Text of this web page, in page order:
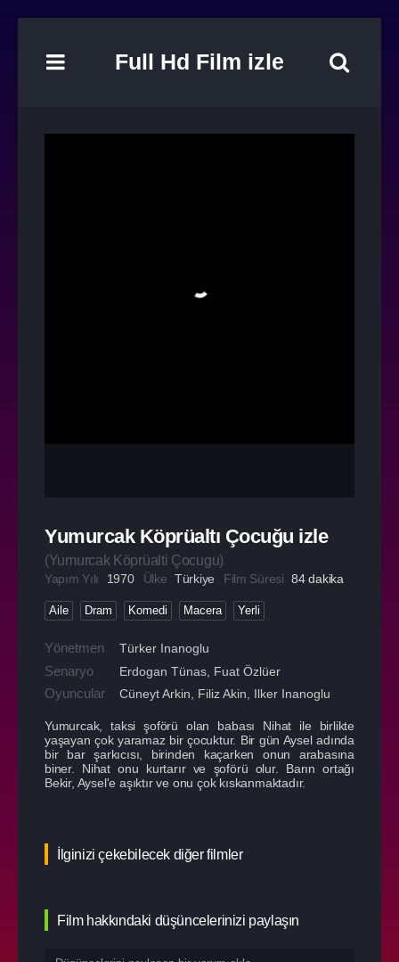
Full Hd Film izle
Yumurcak Köprüaltı Çocuğu izle
(Yumurcak Köprüalti Çocugu)
Yapım Yılı 1970 Ülke Türkiye Film Süresi 84 dakika
Aile Dram Komedi Macera Yerli
Yönetmen Türker Inanoglu
Senaryo Erdogan Tünas, Fuat Özlüer
Oyuncular Cüneyt Arkin Filiz Akin Ilker Inanoglu
Yumurcak, taksi şoförü olan babası Nihat ile birlikte
yaşayan çok yaramaz bir çocuktur. Bir gün Aysel adında
bir bar şarkıcısı, birinden kaçarken onun arabasına
biner. Nihat onu kurtarır ve şoförü olur. Barın ortağı
Bekir, Aysel'e aşıktır ve onu çok kıskanmaktadır.
İlginizi çekebilecek diğer filmler
Film hakkındaki düşüncelerinizi paylaşın